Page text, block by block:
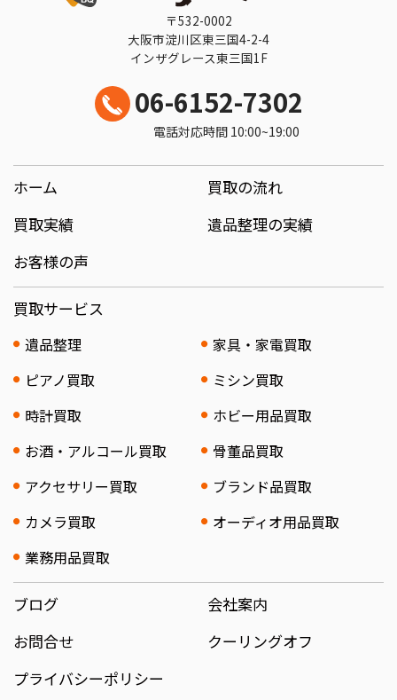
〒532-0002
大阪市淀川区東三国4-2-4
インザグレース東三国1F
06-6152-7302
電話対応時間 10:00~19:00
ホーム
買取の流れ
買取実績
遺品整理の実績
お客様の声
買取サービス
遺品整理
家具・家電買取
ピアノ買取
ミシン買取
時計買取
ホビー用品買取
お酒・アルコール買取
骨董品買取
アクセサリー買取
ブランド品買取
カメラ買取
オーディオ用品買取
業務用品買取
ブログ
会社案内
お問合せ
クーリングオフ
プライバシーポリシー